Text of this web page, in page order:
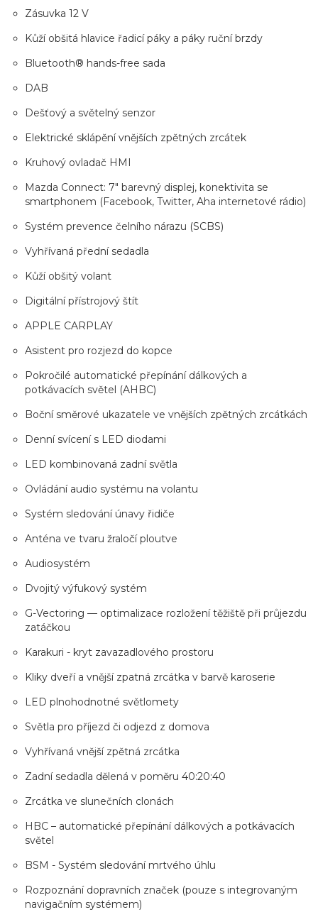
Zásuvka 12 V
Kůží obšitá hlavice řadicí páky a páky ruční brzdy
Bluetooth® hands-free sada
DAB
Dešťový a světelný senzor
Elektrické sklápění vnějších zpětných zrcátek
Kruhový ovladač HMI
Mazda Connect: 7" barevný displej, konektivita se
smartphonem (Facebook, Twitter, Aha internetové rádio)
Systém prevence čelního nárazu (SCBS)
Vyhřívaná přední sedadla
Kůží obšitý volant
Digitální přístrojový štít
APPLE CARPLAY
Asistent pro rozjezd do kopce
Pokročilé automatické přepínání dálkových a
potkávacích světel (AHBC)
Boční směrové ukazatele ve vnějších zpětných zrcátkách
Denní svícení s LED diodami
LED kombinovaná zadní světla
Ovládání audio systému na volantu
Systém sledování únavy řidiče
Anténa ve tvaru žraločí ploutve
Audiosystém
Dvojitý výfukový systém
G-Vectoring — optimalizace rozložení těžiště při průjezdu
zatáčkou
Karakuri - kryt zavazadlového prostoru
Kliky dveří a vnější zpatná zrcátka v barvě karoserie
LED plnohodnotné světlomety
Světla pro příjezd či odjezd z domova
Vyhřívaná vnější zpětná zrcátka
Zadní sedadla dělená v poměru 40:20:40
Zrcátka ve slunečních clonách
HBC – automatické přepínání dálkových a potkávacích
světel
BSM - Systém sledování mrtvého úhlu
Rozpoznání dopravních značek (pouze s integrovaným
navigačním systémem)